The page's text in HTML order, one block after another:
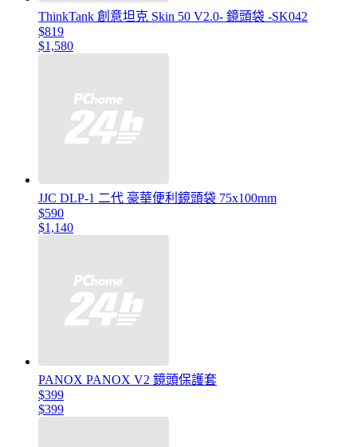
ThinkTank 創意坦克 Skin 50 V2.0- 鏡頭袋 -SK042
$819
$1,580
JJC DLP-1 二代 豪華便利鏡頭袋 75x100mm
$590
$1,140
PANOX PANOX V2 鏡頭保護套
$399
$399